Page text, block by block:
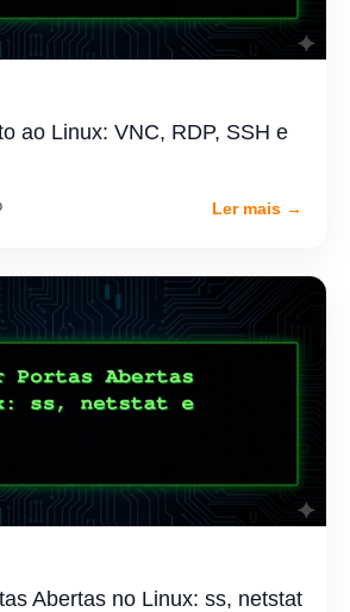
ao Linux: VNC, RDP, SSH e
Ler mais →
Abertas no Linux: ss, netstat